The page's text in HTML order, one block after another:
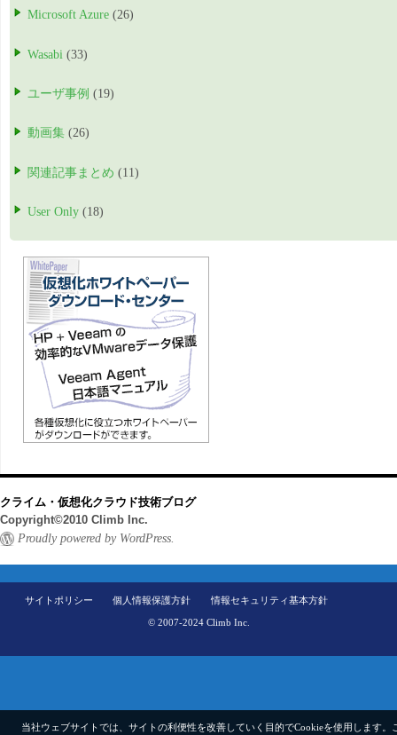
Microsoft Azure (26)
Wasabi (33)
ユーザ事例 (19)
動画集 (26)
関連記事まとめ (11)
User Only (18)
クライム・仮想化クラウド技術ブログ
Copyright©2010 Climb Inc.
Proudly powered by WordPress.
サイトポリシー 個人情報保護方針 情報セキュリティ基本方針
© 2007-2024 Climb Inc.
当社ウェブサイトでは、サイトの利便性を改善していく目的でCookieを使用します。